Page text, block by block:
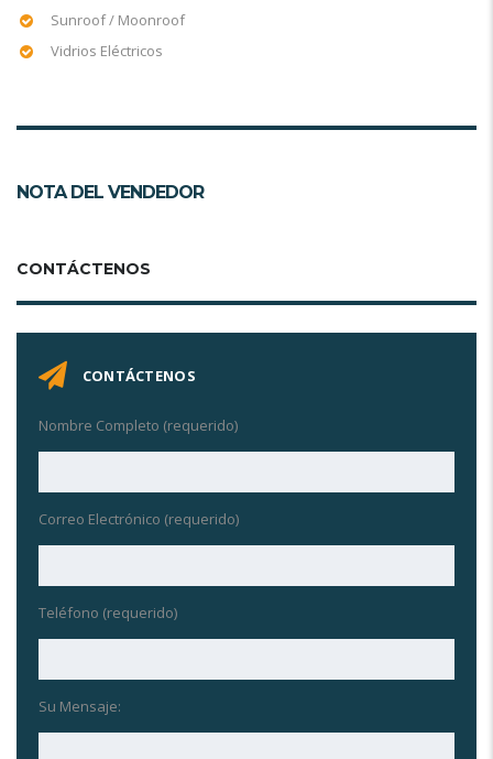
Sunroof / Moonroof
Vidrios Eléctricos
NOTA DEL VENDEDOR
CONTÁCTENOS
CONTÁCTENOS
Nombre Completo (requerido)
Correo Electrónico (requerido)
Teléfono (requerido)
Su Mensaje: